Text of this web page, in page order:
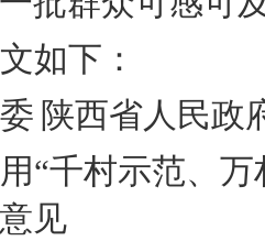
如下：
陕西省人民政
“千村示范、
见